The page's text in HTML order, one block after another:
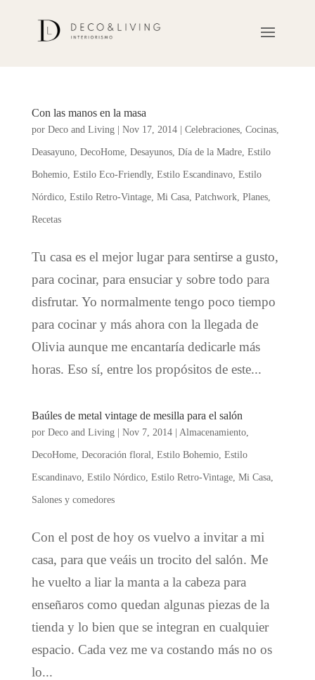
Con las manos en la masa
por Deco and Living| Nov 17, 2014| Celebraciones, Cocinas,
Deasayuno, DecoHome, Desayunos, Día de la Madre, Estilo
Bohemio, Estilo Eco-Friendly, Estilo Escandinavo, Estilo
Nórdico, Estilo Retro-Vintage, Mi Casa, Patchwork, Planes,
Recetas
Tu casa es el mejor lugar para sentirse a gusto,
para cocinar, para ensuciar y sobre todo para
disfrutar. Yo normalmente tengo poco tiempo
para cocinar y más ahora con la llegada de
Olivia aunque me encantaría dedicarle más
horas. Eso sí, entre los propósitos de este...
Baúles de metal vintage de mesilla para el salón
por Deco and Living| Nov 7, 2014| Almacenamiento,
DecoHome, Decoración floral Estilo Bohemio, Estilo
Escandinavo, Estilo Nórdico, Estilo Retro-Vintage, Mi Casa,
Salones y comedores
Con el post de hoy os vuelvo a invitar a mi
casa, para que veáis un trocito del salón. Me
he vuelto a liar la manta a la cabeza para
enseñaros como quedan algunas piezas de la
tienda y lo bien que se integran en cualquier
espacio. Cada vez me va costando más no os
lo...